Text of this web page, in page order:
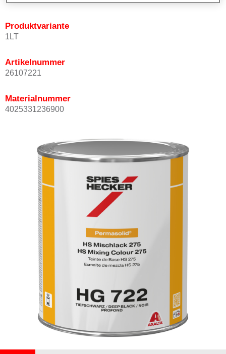
Produktvariante
1LT
Artikelnummer
26107221
Materialnummer
4025331236900